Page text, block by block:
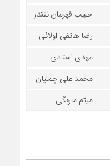
حبیب قهرمان نقندر
رضا هاتفی اولائی
مهدی استادی
محمد علی چمنیان
میثم مارنگی